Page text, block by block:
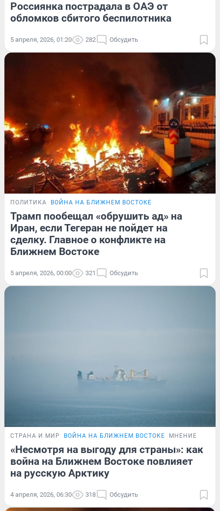
Россиянка пострадала в ОАЭ от
обломков сбитого беспилотника
5 апреля, 2026, 01:20 282 Обсудить
ПОЛИТИКА ВОЙНА НА БЛИЖНЕМ ВОСТОКЕ
Трамп пообещал «обрушить ад» на
Иран, если Тегеран не пойдет на
сделку. Главное о конфликте на
Ближнем Востоке
5 апреля, 2026, 00:00 321 Обсудить
СТРАНА И МИР ВОЙНА НА БЛИЖНЕМ ВОСТОКЕ МНЕНИЕ
«Несмотря на выгоду для страны»: как
война на Ближнем Востоке повлияет
на русскую Арктику
4 апреля, 2026, 06:30 318 Обсудить